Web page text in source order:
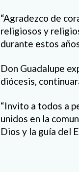
“Agradezco de
religiosos y
durante estos
Don Guadalupe
diócesis,
“Invito a todos a
unidos en la
Dios y la guía del